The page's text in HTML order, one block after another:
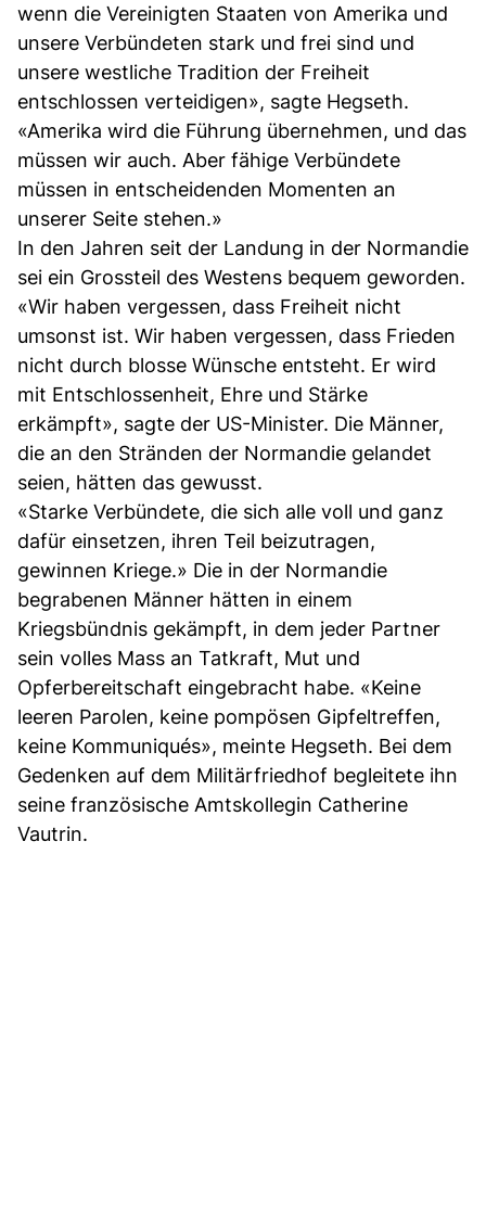
wenn die Vereinigten Staaten von Amerika und
unsere Verbündeten stark und frei sind und
unsere westliche Tradition der Freiheit
entschlossen verteidigen», sagte Hegseth.
«Amerika wird die Führung übernehmen, und das
müssen wir auch. Aber fähige Verbündete
müssen in entscheidenden Momenten an
unserer Seite stehen.»
In den Jahren seit der Landung in der Normandie
sei ein Grossteil des Westens bequem geworden.
«Wir haben vergessen, dass Freiheit nicht
umsonst ist. Wir haben vergessen, dass Frieden
nicht durch blosse Wünsche entsteht. Er wird
mit Entschlossenheit, Ehre und Stärke
erkämpft», sagte der US-Minister. Die Männer,
die an den Stränden der Normandie gelandet
seien, hätten das gewusst.
«Starke Verbündete, die sich alle voll und ganz
dafür einsetzen, ihren Teil beizutragen,
gewinnen Kriege.» Die in der Normandie
begrabenen Männer hätten in einem
Kriegsbündnis gekämpft, in dem jeder Partner
sein volles Mass an Tatkraft, Mut und
Opferbereitschaft eingebracht habe. «Keine
leeren Parolen, keine pompösen Gipfeltreffen,
keine Kommuniqués», meinte Hegseth. Bei dem
Gedenken auf dem Militärfriedhof begleitete ihn
seine französische Amtskollegin Catherine
Vautrin.